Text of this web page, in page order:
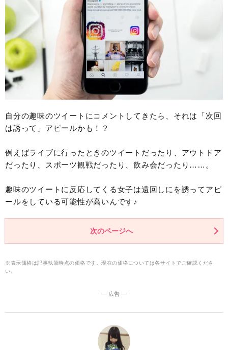
自分の趣味のツイートにコメントしてきたら、それは「次回
は誘って」アピールかも！？
例えばライブに行ったときのツイートだったり、アウトドア
だったり、スポーツ観戦だったり、飲み会だったり……。
趣味のツイートに反応してくる女子は遠回しにを誘ってアピ
ールをしている可能性が高いんです♪
次のページへ
※表示価格は記事執筆時点の価格です。現在の価格については各サイトでご確認くださ
い。
― 広告 ―